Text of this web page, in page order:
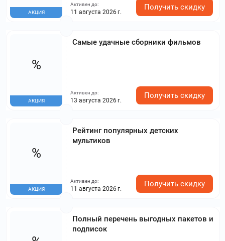
АКЦИЯ
Активен до:
11 августа 2026 г.
Получить скидку
Самые удачные сборники фильмов
%
АКЦИЯ
Активен до:
13 августа 2026 г.
Получить скидку
Рейтинг популярных детских
мультиков
%
АКЦИЯ
Активен до:
11 августа 2026 г.
Получить скидку
Полный перечень выгодных пакетов и
подписок